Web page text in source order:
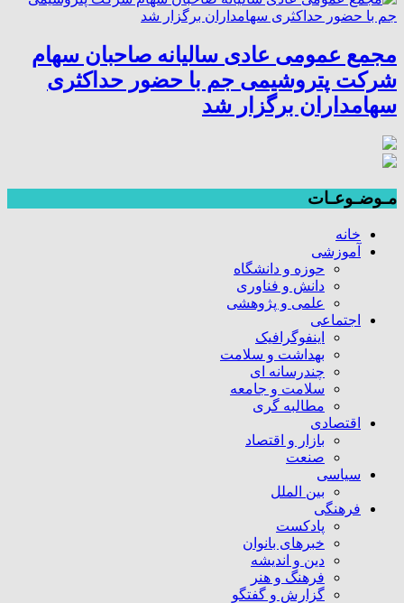
مجمع عمومی عادی سالیانه صاحبان سهام
شرکت پتروشیمی جم با حضور حداکثری
سهامداران برگزار شد
مـوضـوعـات
خانه
آموزشی
حوزه و دانشگاه
دانش و فناوری
علمی و پژوهشی
اجتماعی
اینفوگرافیک
بهداشت و سلامت
چندرسانه ای
سلامت و جامعه
مطالبه گری
اقتصادی
بازار و اقتصاد
صنعت
سیاسی
بین الملل
فرهنگی
پادکست
خبرهای بانوان
دین و اندیشه
فرهنگ و هنر
گزارش و گفتگو